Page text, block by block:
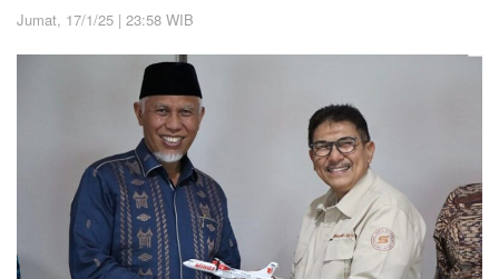
Jumat, 17/1/25 | 23:58 WIB